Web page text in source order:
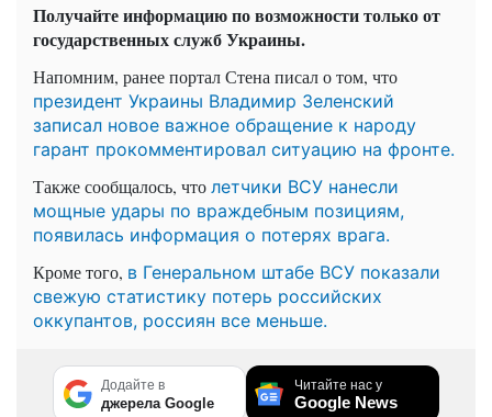
Получайте информацию по возможности только от
государственных служб Украины.
Напомним, ранее портал Стена писал о том, что
президент Украины Владимир Зеленский
записал новое важное обращение к народу
гарант прокомментировал ситуацию на фронте.
Также сообщалось, что летчики ВСУ нанесли
мощные удары по враждебным позициям,
появилась информация о потерях врага.
Кроме того, в Генеральном штабе ВСУ показали
свежую статистику потерь российских
оккупантов, россиян все меньше.
Додайте в
джерела Google
Читайте нас у
Google News